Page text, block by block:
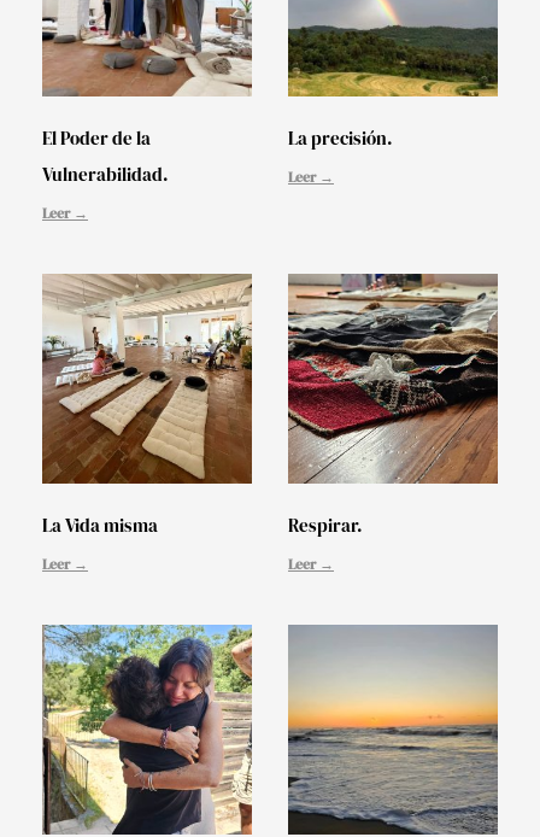
El Poder de la
Vulnerabilidad.
Leer →
La precisión.
Leer →
La Vida misma
Leer →
Respirar.
Leer →